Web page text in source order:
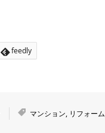
feedly
マンション, リフォーム